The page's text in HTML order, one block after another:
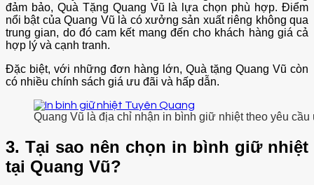
đảm bảo, Quà Tặng Quang Vũ là lựa chọn phù hợp. Điểm
nổi bật của Quang Vũ là có xưởng sản xuất riêng không qua
trung gian, do đó cam kết mang đến cho khách hàng giá cả
hợp lý và cạnh tranh.
Đặc biệt, với những đơn hàng lớn, Quà tặng Quang Vũ còn
có nhiều chính sách giá ưu đãi và hấp dẫn.
Quang Vũ là địa chỉ nhận in bình giữ nhiệt theo yêu cầu
3. Tại sao nên chọn in bình giữ nhiệt
tại Quang Vũ?